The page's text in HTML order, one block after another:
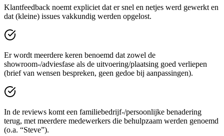
Klantfeedback noemt expliciet dat er snel en netjes werd gewerkt en
dat (kleine) issues vakkundig werden opgelost.
Er wordt meerdere keren benoemd dat zowel de
showroom-/adviesfase als de uitvoering/plaatsing goed verliepen
(brief van wensen bespreken, geen gedoe bij aanpassingen).
In de reviews komt een familiebedrijf-/persoonlijke benadering
terug, met meerdere medewerkers die behulpzaam werden genoemd
(o.a. “Steve”).